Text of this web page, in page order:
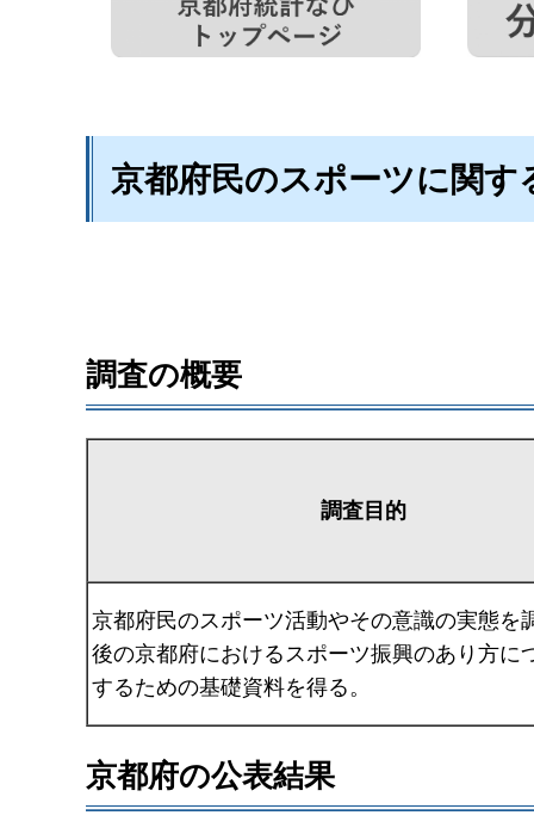
京都府民のスポーツに関す
調査の概要
調査目的
京都府民のスポーツ活動やその意識の実態を
後の京都府におけるスポーツ振興のあり方に
するための基礎資料を得る。
京都府の公表結果